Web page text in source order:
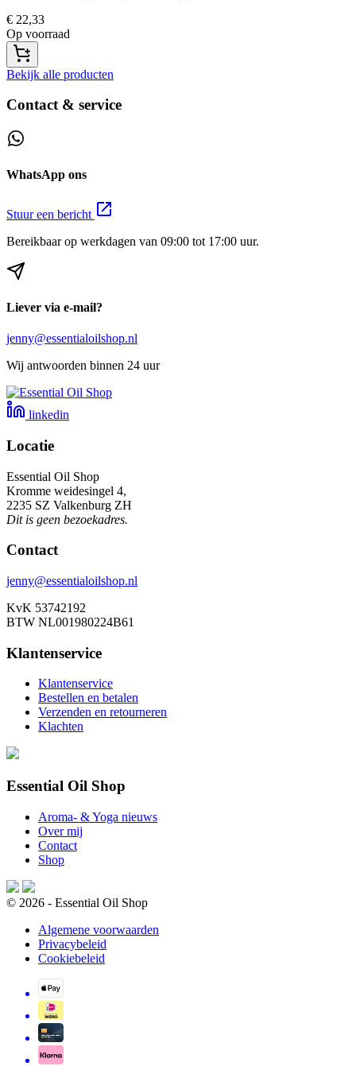
€ 22,33
Op voorraad
Bekijk alle producten
Contact & service
WhatsApp ons
Stuur een bericht
Bereikbaar op werkdagen van 09:00 tot 17:00 uur.
Liever via e-mail?
jenny@essentialoilshop.nl
Wij antwoorden binnen 24 uur
linkedin
Locatie
Essential Oil Shop
Kromme weidesingel 4,
2235 SZ Valkenburg ZH
Dit is geen bezoekadres.
Contact
jenny@essentialoilshop.nl
KvK 53742192
BTW NL001980224B61
Klantenservice
Klantenservice
Bestellen en betalen
Verzenden en retourneren
Klachten
Essential Oil Shop
Aroma- & Yoga nieuws
Over mij
Contact
Shop
© 2026 - Essential Oil Shop
Algemene voorwaarden
Privacybeleid
Cookiebeleid